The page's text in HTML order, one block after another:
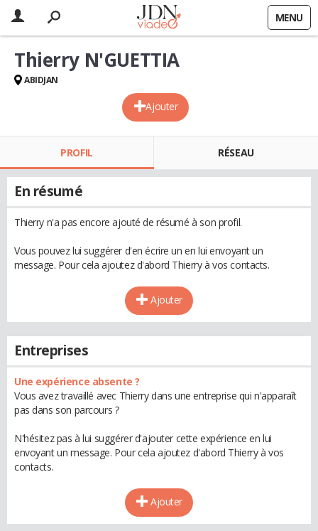
MENU
Ajouter
Thierry N'GUETTIA
ABIDJAN
PROFIL RÉSEAU
En résumé
Thierry n'a pas encore ajouté de résumé à son profil.
Vous pouvez lui suggérer d'en écrire un en lui envoyant un
message. Pour cela ajoutez d'abord Thierry à vos contacts.
Ajouter
Entreprises
Une expérience absente ?
Vous avez travaillé avec Thierry dans une entreprise qui n'apparaît
pas dans son parcours ?
N'hésitez pas à lui suggérer d'ajouter cette expérience en lui
envoyant un message. Pour cela ajoutez d'abord Thierry à vos
contacts.
Ajouter